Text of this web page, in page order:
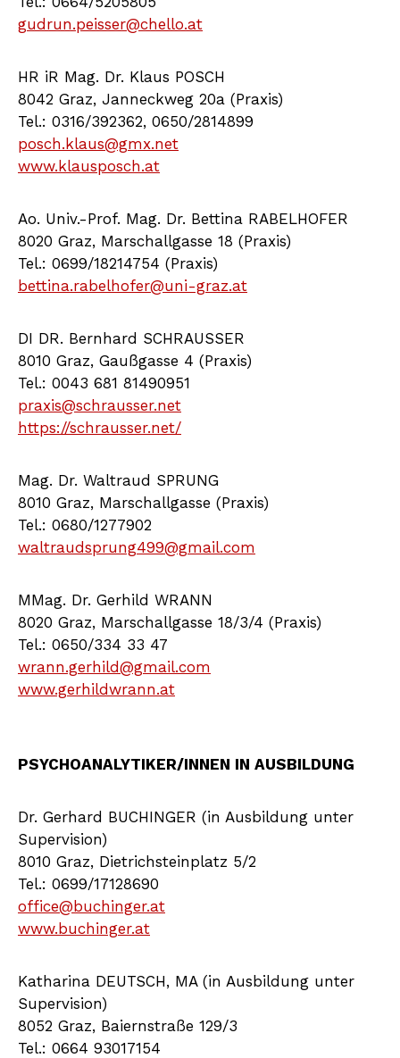
gudrun.peisser@chello.at
HR iR Mag. Dr. Klaus POSCH
8042 Graz, Janneckweg 20a (Praxis)
Tel.: 0316/392362, 0650/2814899
posch.klaus@gmx.net
www.klausposch.at
Ao. Univ.-Prof. Mag. Dr. Bettina RABELHOFER
8020 Graz, Marschallgasse 18 (Praxis)
Tel.: 0699/18214754 (Praxis)
bettina.rabelhofer@uni-graz.at
DI DR. Bernhard SCHRAUSSER
8010 Graz, Gaußgasse 4 (Praxis)
Tel.: 0043 681 81490951
praxis@schrausser.net
https://schrausser.net/
Mag. Dr. Waltraud SPRUNG
8010 Graz, Marschallgasse (Praxis)
Tel.: 0680/1277902
waltraudsprung499@gmail.com
MMag. Dr. Gerhild WRANN
8020 Graz, Marschallgasse 18/3/4 (Praxis)
Tel.: 0650/334 33 47
wrann.gerhild@gmail.com
www.gerhildwrann.at
PSYCHOANALYTIKER/INNEN IN AUSBILDUNG
Dr. Gerhard BUCHINGER (in Ausbildung unter
Supervision)
8010 Graz, Dietrichsteinplatz 5/2
Tel.: 0699/17128690
office@buchinger.at
www.buchinger.at
Katharina DEUTSCH, MA (in Ausbildung unter
Supervision)
8052 Graz, Baiernstraße 129/3
Tel.: 0664 93017154